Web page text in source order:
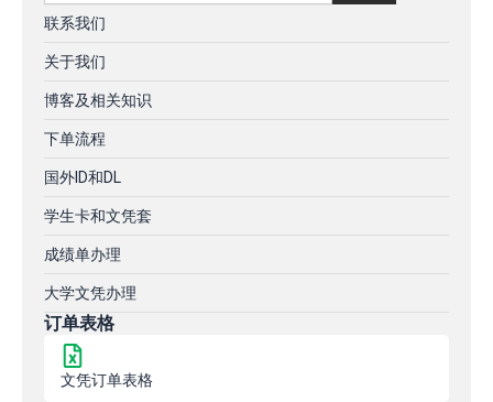
联系我们
关于我们
博客及相关知识
下单流程
国外ID和DL
学生卡和文凭套
成绩单办理
大学文凭办理
订单表格
文凭订单表格